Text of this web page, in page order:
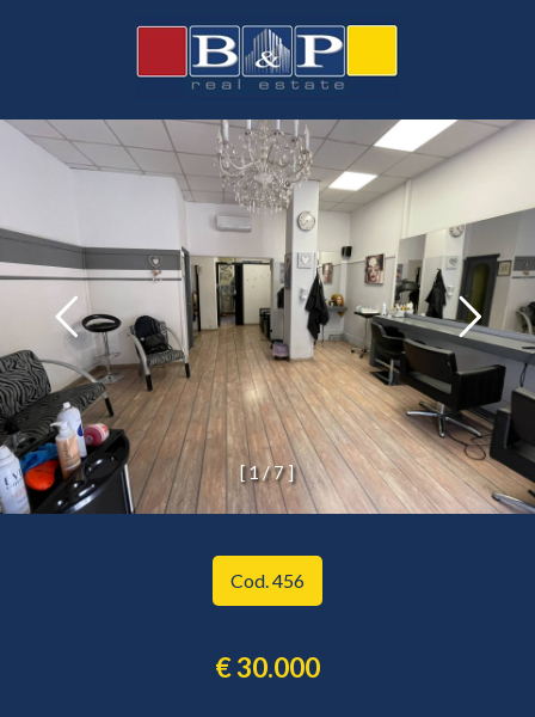
[ 1/7 ]
Cod. 456
€ 30.000